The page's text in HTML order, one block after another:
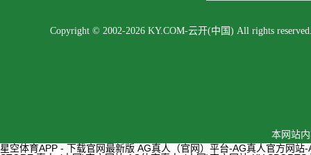
Copyright © 2002-2026 KY.COM-云开(中国) All rights reserved.
本网站
星空体育APP - 下载官网最新版 AG真人（官网）平台-AG真人官方网站-